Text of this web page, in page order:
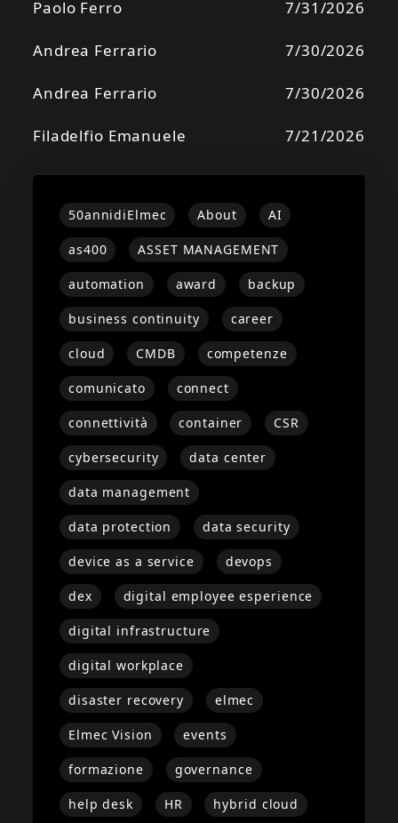
Paolo Ferro 7/31/2026
Andrea Ferrario 7/30/2026
Andrea Ferrario 7/30/2026
Filadelfio Emanuele 7/21/2026
50annidiElmec About AI
as400 ASSET MANAGEMENT
automation award backup
business continuity career
cloud CMDB competenze
comunicato connect
connettività container CSR
cybersecurity data center
data management
data protection data security
device as a service devops
dex digital employee esperience
digital infrastructure
digital workplace
disaster recovery elmec
Elmec Vision events
formazione governance
help desk HR hybrid cloud